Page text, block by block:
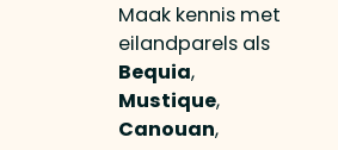
Maak kennis met
eilandparels als
Bequia,
Mustique,
Canouan,